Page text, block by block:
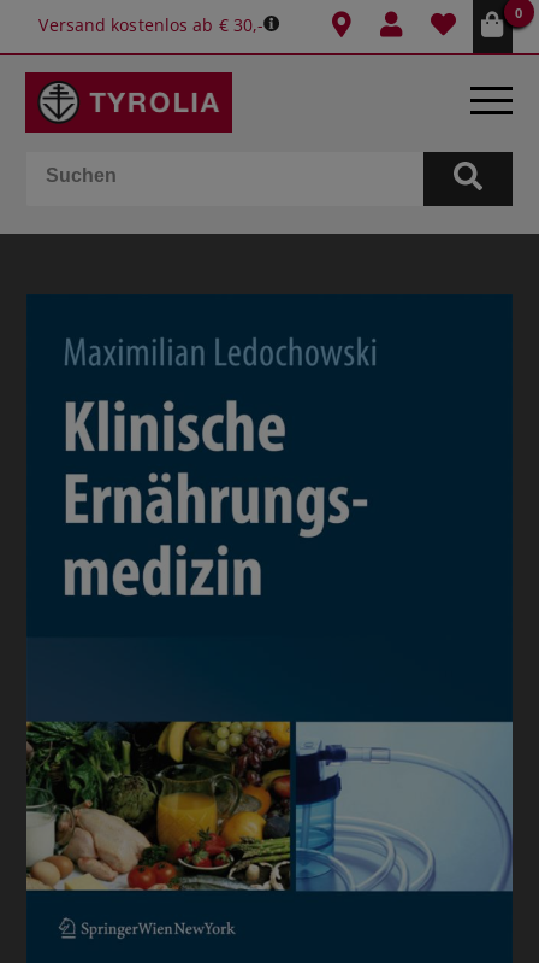
Versand kostenlos ab € 30,-
0
BÜCHER
GESCHENKIDEEN
SCHULE & BÜRO
BUCHTIPPS